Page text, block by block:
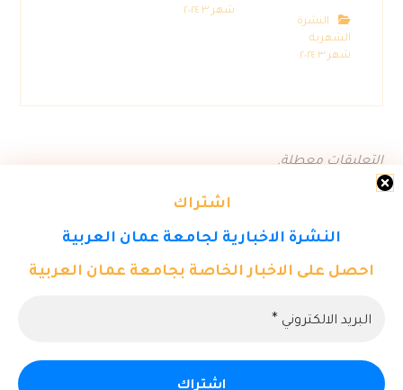
اشتراك
النشرة الاخبارية لجامعة عمان العربية
احصل على الاخبار الخاصة بجامعة عمان العربية
النشرة
الشهرية
شهر ٣ ٢٠٢٤
شهر ٣ ٢٠٢٤
التعليقات معطلة.